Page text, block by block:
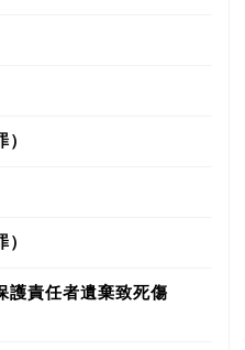
護責任者遺棄致死傷